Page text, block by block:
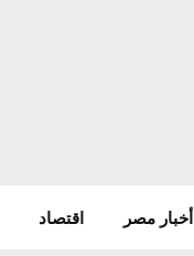
أخبار مصر اقتصاد